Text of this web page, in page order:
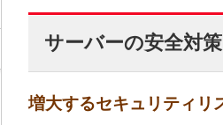
サーバーの安全対策
増大するセキュリティリ